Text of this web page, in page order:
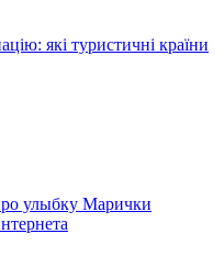
які туристичні країни
улыбку Марички